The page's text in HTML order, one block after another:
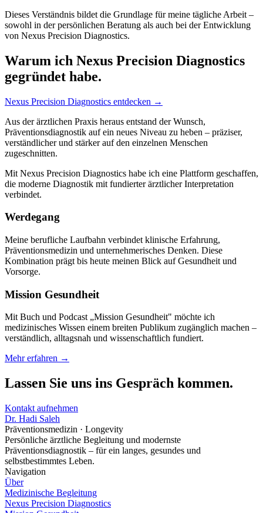
Dieses Verständnis bildet die Grundlage für meine tägliche Arbeit –
sowohl in der persönlichen Beratung als auch bei der Entwicklung
von Nexus Precision Diagnostics.
Warum ich Nexus Precision Diagnostics
gegründet habe.
Nexus Precision Diagnostics entdecken →
Aus der ärztlichen Praxis heraus entstand der Wunsch,
Präventionsdiagnostik auf ein neues Niveau zu heben – präziser,
verständlicher und stärker auf den einzelnen Menschen
zugeschnitten.
Mit Nexus Precision Diagnostics habe ich eine Plattform geschaffen,
die moderne Diagnostik mit fundierter ärztlicher Interpretation
verbindet.
Werdegang
Meine berufliche Laufbahn verbindet klinische Erfahrung,
Präventionsmedizin und unternehmerisches Denken. Diese
Kombination prägt bis heute meinen Blick auf Gesundheit und
Vorsorge.
Mission Gesundheit
Mit Buch und Podcast „Mission Gesundheit" möchte ich
medizinisches Wissen einem breiten Publikum zugänglich machen –
verständlich, alltagsnah und wissenschaftlich fundiert.
Mehr erfahren →
Lassen Sie uns ins Gespräch kommen.
Kontakt aufnehmen
Dr. Hadi Saleh
Präventionsmedizin · Longevity
Persönliche ärztliche Begleitung und modernste
Präventionsdiagnostik – für ein langes, gesundes und
selbstbestimmtes Leben.
Navigation
Über
Medizinische Begleitung
Nexus Precision Diagnostics